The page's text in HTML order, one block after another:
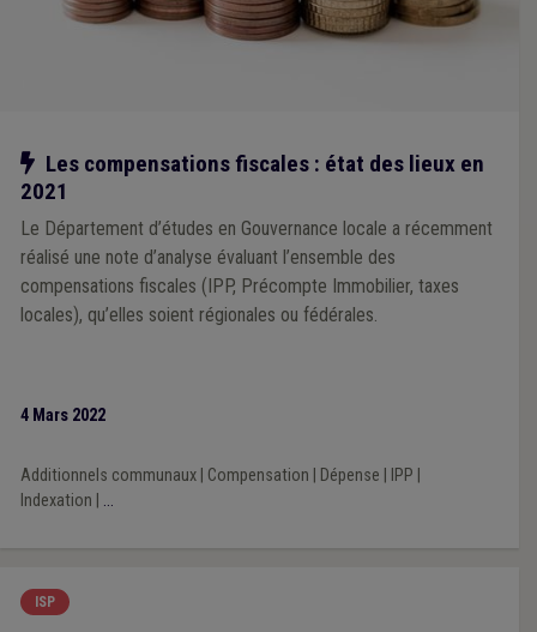
Notre action
Les compensations fiscales : état des lieux en
2021
Le Département d’études en Gouvernance locale a récemment
réalisé une note d’analyse évaluant l’ensemble des
compensations fiscales (IPP, Précompte Immobilier, taxes
locales), qu’elles soient régionales ou fédérales.
4 Mars 2022
Additionnels communaux| Compensation Dépense IPP
Indexation
...
ISP